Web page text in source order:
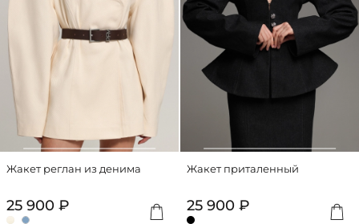
Жакет реглан из денима
25 900 ₽
Жакет приталенный
25 900 ₽